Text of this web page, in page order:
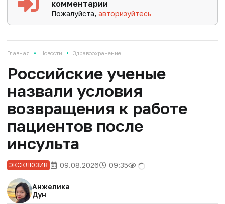
комментарии
Пожалуйста,авторизуйтесь
Главная • Новости • Здравоохранение
Российские ученые
назвали условия
возвращения к работе
пациентов после
инсульта
ЭКСКЛЮЗИВ 09.08.2026 09:35
Анжелика
Дун